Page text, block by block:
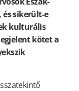
sikerült-e
kulturális
kötet a